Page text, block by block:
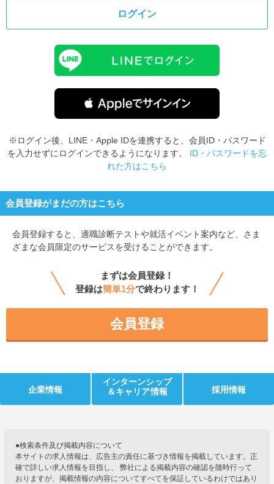
ログイン
※ログイン後、LINE・Apple IDを連携すると、会員ID・パスワード
を入力せずにログインできるようになります。 ID・パスワードを忘
れた方はこちら
会員登録がまだの方はこちら
会員登録すると、 適職診断テストや就活イベント案内など、さま
ざまな会員限定のサービスを受けることができます。
まずは会員登録！
登録は簡単1分で終わります！
会員登録
企業情報
インターンシップ
＆キャリア情報
採用情報
●検索条件及び掲載内容について
本サイトの求人情報は、広告主の責任に基づき情報を掲載しています。正
確で詳しい求人情報を目指し、 弊社による掲載内容の確認を随時行って
おりますが、掲載情報の内容についてすべてを保証しているわけではあり